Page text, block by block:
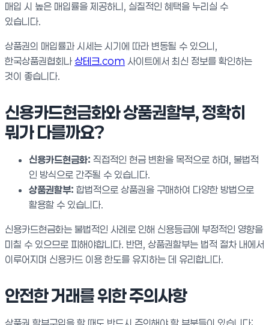
매입 시 높은 매입률을 제공하니, 실질적인 혜택을 누리실 수
있습니다.
상품권의 매입률과 시세는 시기에 따라 변동될 수 있으니,
한국상품권협회나 상테크.com 사이트에서 최신 정보를 확인하는
것이 좋습니다.
신용카드현금화와 상품권할부, 정확히
뭐가 다를까요?
신용카드현금화: 직접적인 현금 변환을 목적으로 하며, 불법적
인 방식으로 간주될 수 있습니다.
상품권할부: 합법적으로 상품권을 구매하여 다양한 방법으로
활용할 수 있습니다.
신용카드현금화는 불법적인 사례로 인해 신용등급에 부정적인 영향을
미칠 수 있으므로 피해야합니다. 반면, 상품권할부는 법적 절차 내에서
이루어지며 신용카드 이용 한도를 유지하는 데 유리합니다.
안전한 거래를 위한 주의사항